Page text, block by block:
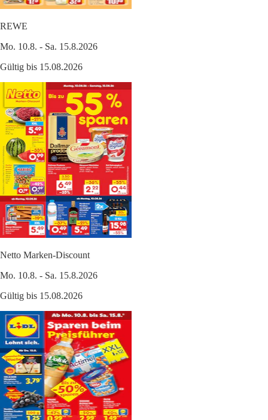
REWE
Mo. 10.8. - Sa. 15.8.2026
Gültig bis 15.08.2026
Netto Marken-Discount
Mo. 10.8. - Sa. 15.8.2026
Gültig bis 15.08.2026